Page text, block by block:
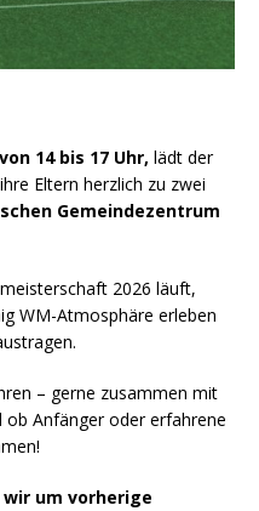
14 bis 17 Uhr, lädt der
Eltern herzlich zu zwei
Gemeindezentrum
2026 läuft,
WM-Atmosphäre erleben
– gerne zusammen mit
ob Anfänger oder erfahrene
um vorherige